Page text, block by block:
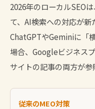
2026年のローカルSEO
て、AI検索への対応が新
ChatGPTやGeminiに「
場合、Googleビジネス
サイトの記事の両方が参
従来のMEO対策